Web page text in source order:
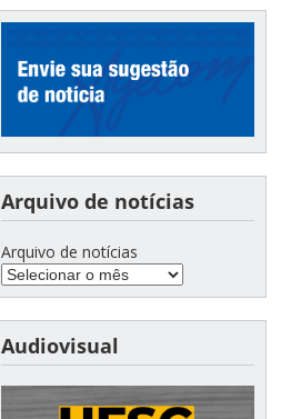
Arquivo de notícias
Arquivo de notícias
Audiovisual